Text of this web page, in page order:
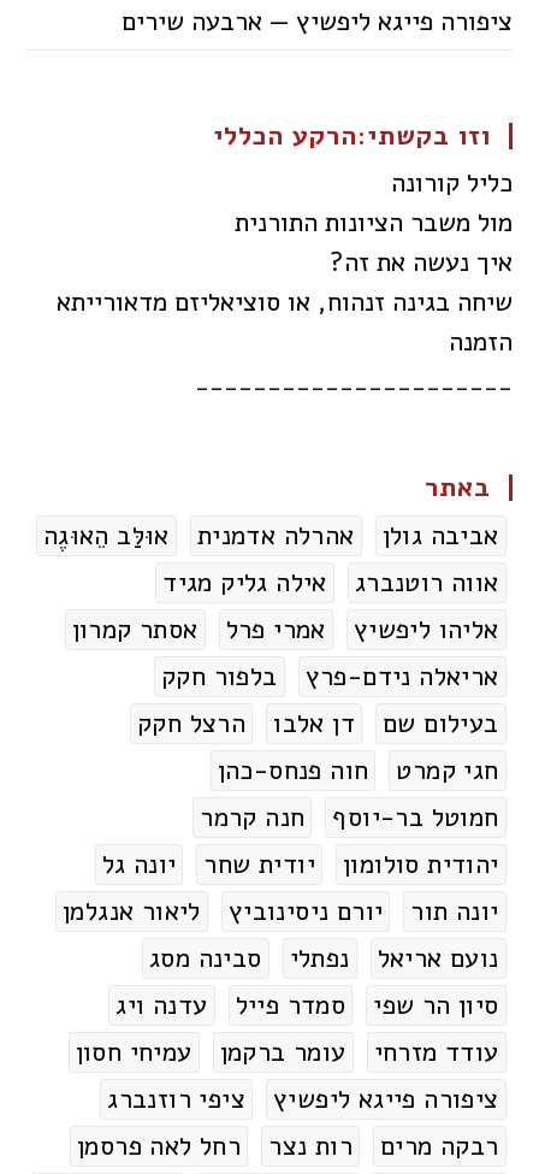
ציפורה פייגא ליפשיץ — ארבעה שירים
וזו בקשתי:הרקע הכללי
כליל קורונה
מול משבר הציונות התורנית
איך נעשה את זה?
שיחה בגינה זנהוח, או סוציאליזם מדאורייתא
הזמנה
______________________
באתר
אביבה גולן
אהרלה אדמנית
אוּלַּב הֵאוּגֶה
אווה רוטנברג
אילה גליק מגיד
אליהו ליפשיץ
אמרי פרל
אסתר קמרון
אריאלה נידם-פרץ
בלפור חקק
בעילום שם
דן אלבו
הרצל חקק
חגי קמרט
חוה פנחס-כהן
חמוטל בר-יוסף
חנה קרמר
יהודית סולומון
יודית שחר
יונה גל
יונה תור
יורם ניסינוביץ
ליאור אנגלמן
נועם אריאל
נפתלי
סבינה מסג
סיון הר שפי
סמדר פייל
עדנה ויג
עודד מזרחי
עומר ברקמן
עמיחי חסון
ציפורה פייגא ליפשיץ
ציפי רוזנברג
רבקה מרים
רות נצר
רחל לאה פרסמן